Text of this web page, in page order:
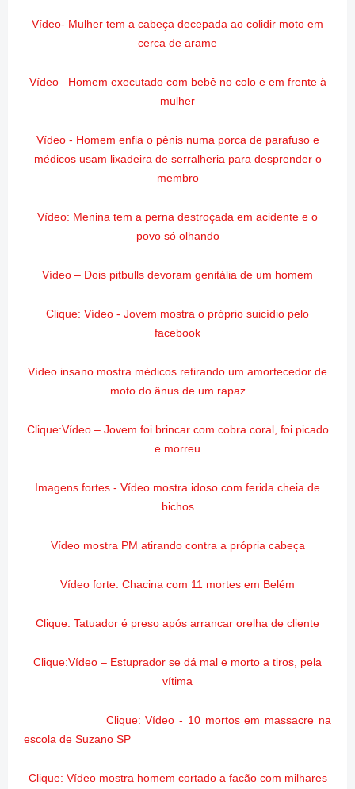
Vídeo- Mulher tem a cabeça decepada ao colidir moto em
cerca de arame
Vídeo– Homem executado com bebê no colo e em frente à
mulher
Vídeo - Homem enfia o pênis numa porca de parafuso e
médicos usam lixadeira de serralheria para desprender o
membro
Vídeo: Menina tem a perna destroçada em acidente e o
povo só olhando
Vídeo – Dois pitbulls devoram genitália de um homem
Clique: Vídeo - Jovem mostra o próprio suicídio pelo
facebook
Vídeo insano mostra médicos retirando um amortecedor de
moto do ânus de um rapaz
Clique:Vídeo – Jovem foi brincar com cobra coral, foi picado
e morreu
Imagens fortes - Vídeo mostra idoso com ferida cheia de
bichos
Vídeo mostra PM atirando contra a própria cabeça
Vídeo forte: Chacina com 11 mortes em Belém
Clique: Tatuador é preso após arrancar orelha de cliente
Clique:Vídeo – Estuprador se dá mal e morto a tiros, pela
vítima
Clique: Vídeo - 10 mortos em massacre na
escola de Suzano SP
Clique: Vídeo mostra homem cortado a facão com milhares